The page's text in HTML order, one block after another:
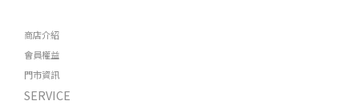
商店介紹
會員權益
門市資訊
SERVICE